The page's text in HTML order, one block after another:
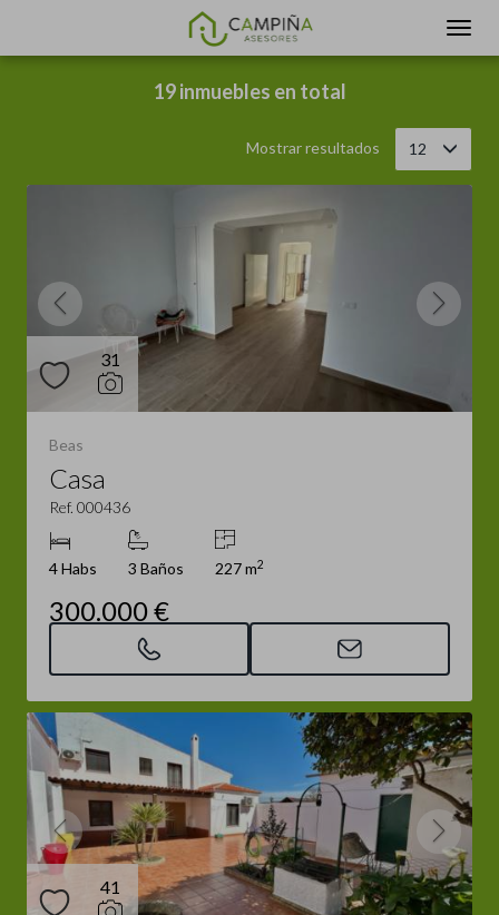
19 inmuebles en total
Mostrar resultados 12
31
Beas
Casa
Ref. 000436
4 Habs 3 Baños 227 m2
300.000 €
41